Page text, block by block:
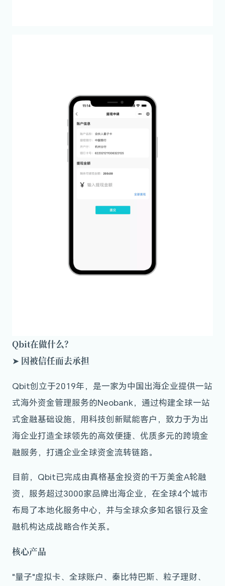
Qbit在做什么？
➤ 因被信任而去承担
Qbit创立于2019年，是一家为中国出海企业提供一站
式海外资金管理服务的Neobank，通过构建全球一站
式金融基础设施，用科技创新赋能客户，致力于为出
海企业打造全球领先的高效便捷、优质多元的跨境金
融服务，打通企业全球资金流转链路。
目前，Qbit已完成由真格基金投资的千万美金A轮融
资，服务超过3000家品牌出海企业，在全球4个城市
布局了本地化服务中心，并与全球众多知名银行及金
融机构达成战略合作关系。
核心产品
"量子"虚拟卡、 全球账户、 秦比特巴斯、 粒子理财、